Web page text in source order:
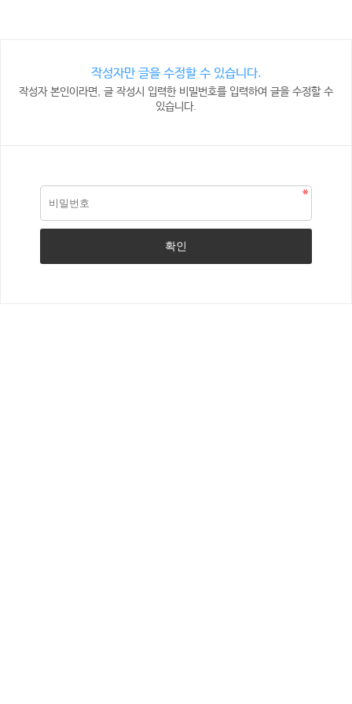
작성자만 글을 수정할 수 있습니다.
작성자 본인이라면, 글 작성시 입력한 비밀번호를 입력하여 글을 수정할 수
있습니다.